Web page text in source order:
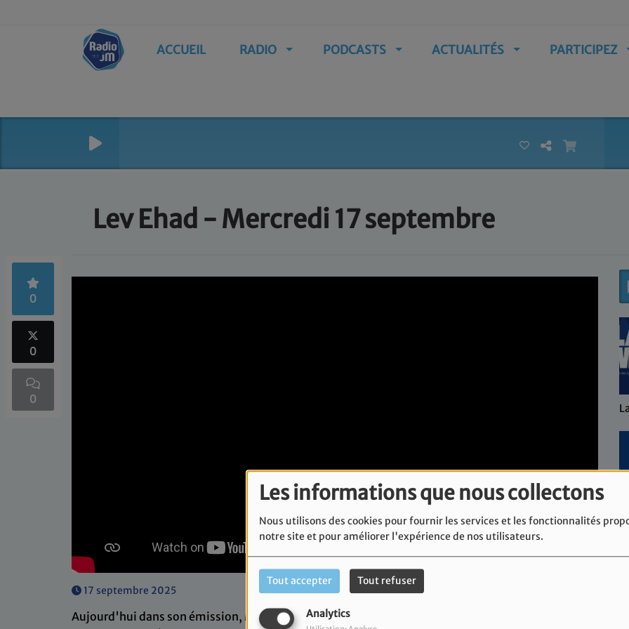
Les informations que nous collectons
Nous utilisons des cookies pour fournir les services et les fonctionnalités
notre site et pour améliorer l'expérience de nos utilisateurs.
Tout accepter Tout refuser
Analytics
ACCUEIL RADIO PODCASTS ACTUALITÉS PARTICIPEZ
Lev Ehad - Mercredi 17 septembre
0
0
0
17 septembre 2025
Aujourd'hui dans son émission, Marc Meimoun reçoit Michel Cohen-Tenoudji, Président du